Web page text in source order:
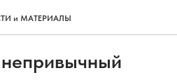
и МАТЕРИАЛЫ